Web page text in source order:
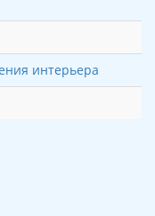
интерьера